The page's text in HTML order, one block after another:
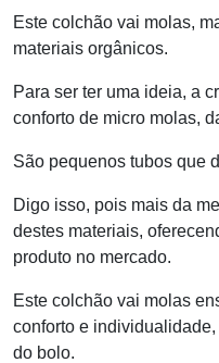
Este colchão vai molas,
materiais orgânicos.
Para ser ter uma ideia, a
conforto de micro molas,
São pequenos tubos que
Digo isso, pois mais da
destes materiais,
produto no mercado.
Este colchão vai molas
conforto e
do bolo.